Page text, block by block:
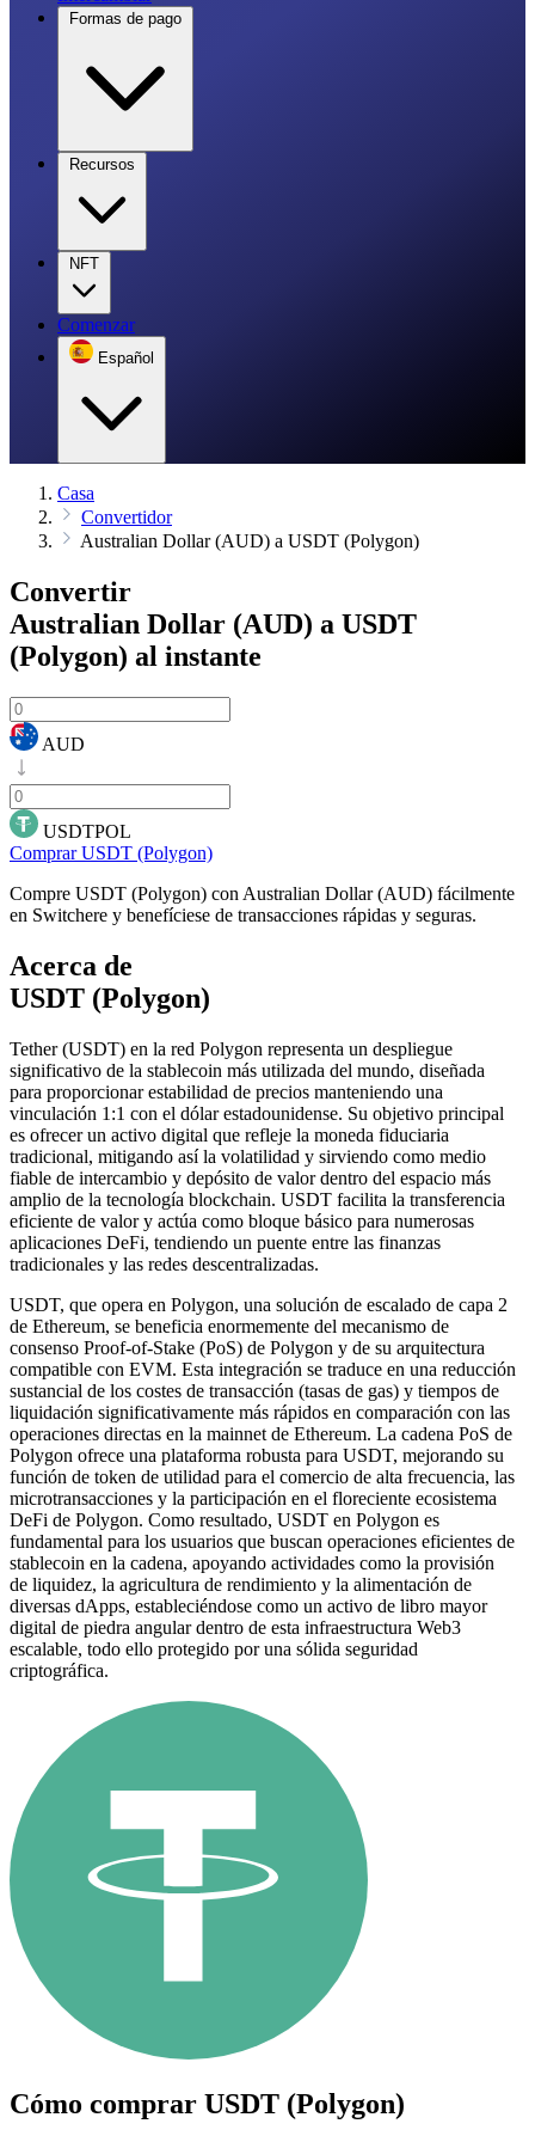
Formas de pago
Recursos
NFT
Comenzar
Español
Casa
Convertidor
Australian Dollar (AUD) a USDT (Polygon)
Convertir
Australian Dollar (AUD) a USDT
(Polygon) al instante
AUD
USDTPOL
Comprar USDT (Polygon)
Compre USDT (Polygon) con Australian Dollar (AUD) fácilmente
en Switchere y benefíciese de transacciones rápidas y seguras.
Acerca de
USDT (Polygon)
Tether (USDT) en la red Polygon representa un despliegue
significativo de la stablecoin más utilizada del mundo, diseñada
para proporcionar estabilidad de precios manteniendo una
vinculación 1:1 con el dólar estadounidense. Su objetivo principal
es ofrecer un activo digital que refleje la moneda fiduciaria
tradicional, mitigando así la volatilidad y sirviendo como medio
fiable de intercambio y depósito de valor dentro del espacio más
amplio de la tecnología blockchain. USDT facilita la transferencia
eficiente de valor y actúa como bloque básico para numerosas
aplicaciones DeFi, tendiendo un puente entre las finanzas
tradicionales y las redes descentralizadas.
USDT, que opera en Polygon, una solución de escalado de capa 2
de Ethereum, se beneficia enormemente del mecanismo de
consenso Proof-of-Stake (PoS) de Polygon y de su arquitectura
compatible con EVM. Esta integración se traduce en una reducción
sustancial de los costes de transacción (tasas de gas) y tiempos de
liquidación significativamente más rápidos en comparación con las
operaciones directas en la mainnet de Ethereum. La cadena PoS de
Polygon ofrece una plataforma robusta para USDT, mejorando su
función de token de utilidad para el comercio de alta frecuencia, las
microtransacciones y la participación en el floreciente ecosistema
DeFi de Polygon. Como resultado, USDT en Polygon es
fundamental para los usuarios que buscan operaciones eficientes de
stablecoin en la cadena, apoyando actividades como la provisión
de liquidez, la agricultura de rendimiento y la alimentación de
diversas dApps, estableciéndose como un activo de libro mayor
digital de piedra angular dentro de esta infraestructura Web3
escalable, todo ello protegido por una sólida seguridad
criptográfica.
Cómo comprar USDT (Polygon)